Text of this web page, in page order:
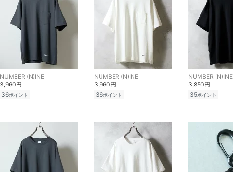
NUMBER (N)INE
3,960円
36ポイント
NUMBER (N)INE
3,960円
36ポイント
NUMBER (N)INE
3,850円
35ポイント